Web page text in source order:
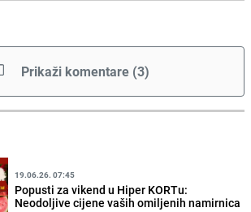
Prikaži komentare (3)
19.06.26. 07:45
Popusti za vikend u Hiper KORTu:
Neodoljive cijene vaših omiljenih namirnica